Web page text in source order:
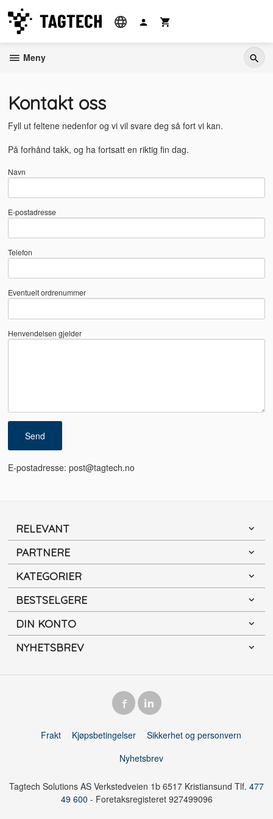
innholdet
Meny
Kontakt oss
Fyll ut feltene nedenfor og vi vil svare deg så fort vi kan.
På forhånd takk, og ha fortsatt en riktig fin dag.
Navn
E-postadresse
Telefon
Eventuelt ordrenummer
Henvendelsen gjelder
E-postadresse: post@tagtech.no
RELEVANT
PARTNERE
KATEGORIER
BESTSELGERE
DIN KONTO
NYHETSBREV
Frakt Kjøpsbetingelser
Sikkerhet og personvern
Nyhetsbrev
Tagtech Solutions AS Verkstedveien 1b 6517 Kristiansund Tlf. 477
49 600 - Foretaksregisteret 927499096